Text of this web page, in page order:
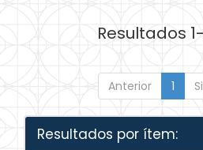
Resultados
Anterior 1
Resultados por ítem: